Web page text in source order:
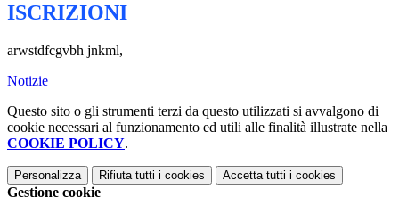
ISCRIZIONI
arwstdfcgvbh jnkml,
Notizie
Questo sito o gli strumenti terzi da questo utilizzati si avvalgono di
cookie necessari al funzionamento ed utili alle finalità illustrate nella
COOKIE POLICY.
Personalizza Rifiuta tutti i cookies Accetta tutti i cookies
Gestione cookie